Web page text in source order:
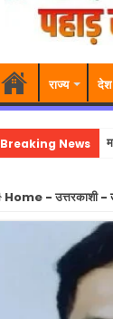
राज्य देश
Breaking News
Home - उत्तरकाशी -